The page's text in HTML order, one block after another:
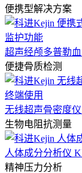
便携型解决方案
超声经颅多普勒
便捷骨质检测
无线超声骨密度仪
生物电阻抗测量
人体成分分析仪
精神压力分析